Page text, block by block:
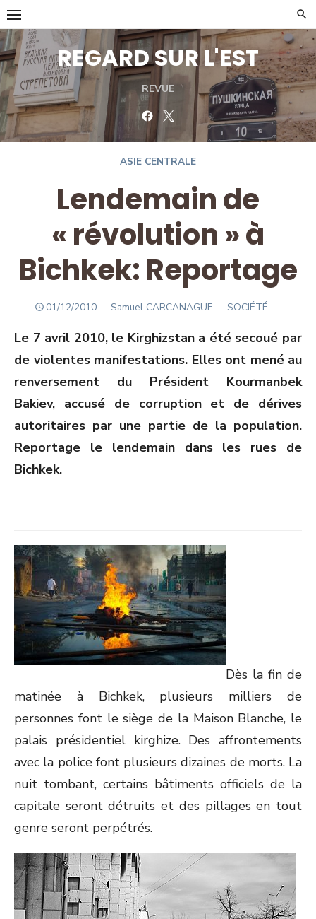
Skip
to
content
REGARD SUR L'EST
REVUE
FacebookTwitter
ASIE CENTRALE
Lendemain de
« révolution » à
Bichkek: Reportage
POSTED
01/12/2010 Author
Samuel CARCANAGUE SOCIÉTÉ
Le 7 avril 2010, le Kirghizstan a été secoué par
de violentes manifestations. Elles ont mené au
renversement du Président Kourmanbek
Bakiev, accusé de corruption et de dérives
autoritaires par une partie de la population.
Reportage le lendemain dans les rues de
Bichkek.
Dès la fin de
matinée à Bichkek, plusieurs milliers de
personnes font le siège de la Maison Blanche, le
palais présidentiel kirghize. Des affrontements
avec la police font plusieurs dizaines de morts. La
nuit tombant, certains bâtiments officiels de la
capitale seront détruits et des pillages en tout
genre seront perpétrés.